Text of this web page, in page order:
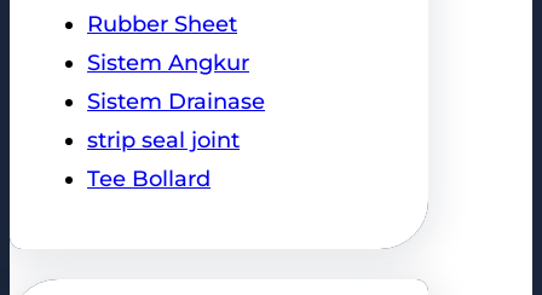
Rubber Sheet
Sistem Angkur
Sistem Drainase
strip seal joint
Tee Bollard